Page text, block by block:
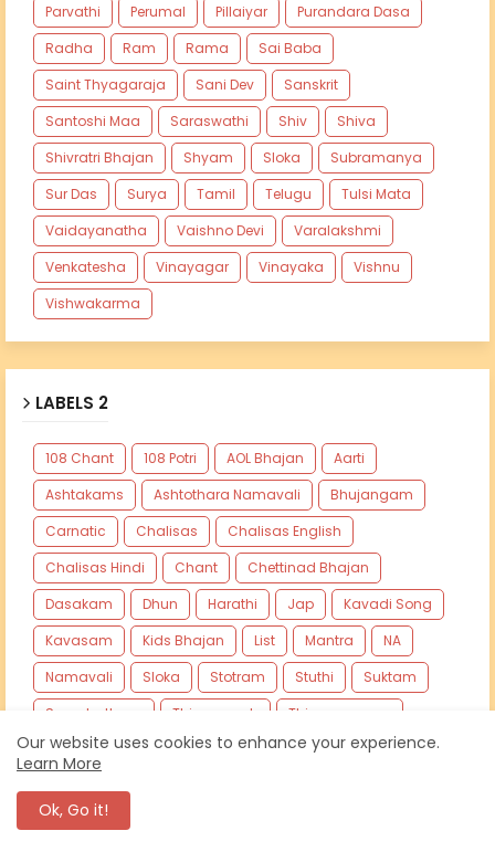
Parvathi
Perumal Pillaiyar
Purandara Dasa
Radha
Ram Rama
Sai Baba
Saint Thyagaraja
Sani Dev
Sanskrit
Santoshi Maa
Saraswathi Shiv
Shiva
Shivratri Bhajan
Shyam Sloka
Subramanya
Sur Das
Surya Tamil Telugu
Tulsi Mata
Vaidayanatha
Vaishno Devi
Varalakshmi
Venkatesha
Vinayagar Vinayaka
Vishnu
Vishwakarma
LABELS 2
108 Chant 108 Potri AOL Bhajan
Aarti
Ashtakams
Ashtothara Namavali
Bhujangam
Carnatic
Chalisas
Chalisas English
Chalisas Hindi
Chant
Chettinad Bhajan
Dasakam
Dhun Harathi Jap
Kavadi Song
Kavasam
Kids Bhajan List Mantra
NA
Namavali
Sloka Stotram Stuthi
Suktam
Suprabatham
Thirupugazh Thiruvasagam
SINGERS
Our website uses cookies to enhance your experience.
Learn More
Ok, Go it!